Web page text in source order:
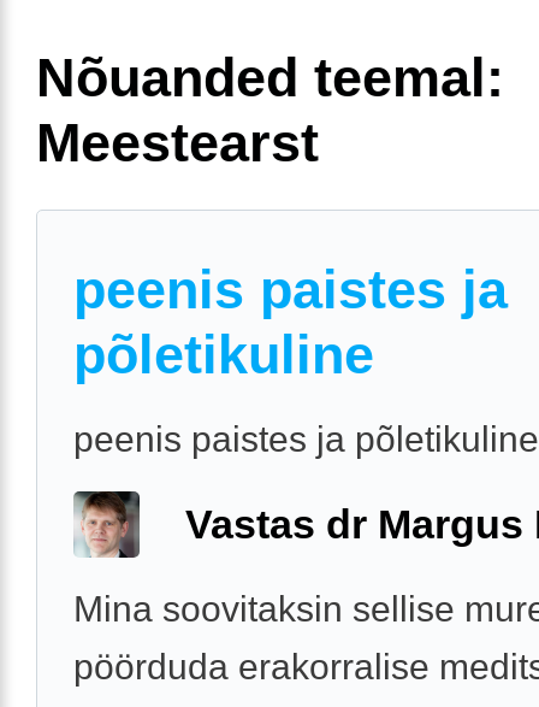
Nõuanded teemal:
Meestearst
peenis paistes ja
põletikuline
peenis paistes ja
Vastas dr Margus
Mina soovitaksin sellise
pöörduda erakorralise